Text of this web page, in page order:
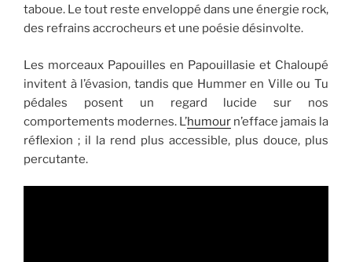
taboue. Le tout reste enveloppé dans une énergie rock,
des refrains accrocheurs et une poésie désinvolte.
Les morceaux Papouilles en Papouillasie et Chaloupé
invitent à l’évasion, tandis que Hummer en Ville ou Tu
pédales posent un regard lucide sur nos
comportements modernes. L’humour n’efface jamais la
réflexion ; il la rend plus accessible, plus douce, plus
percutante.